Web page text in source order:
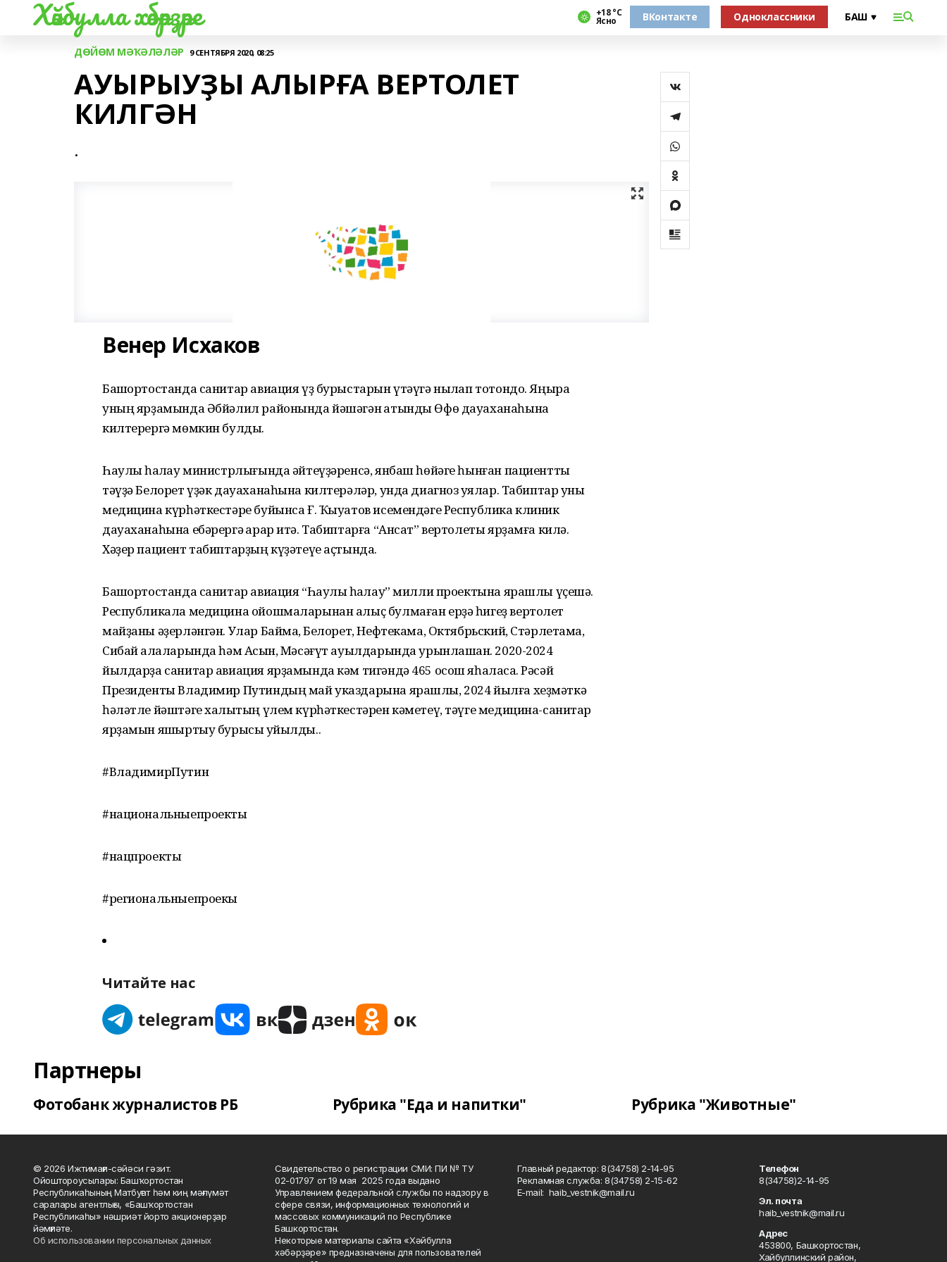
Хәйбулла хәбәрҙәре +18 °С
Ясно ВКонтакте Одноклассники
ДӨЙӨМ МӘҠӘЛӘЛӘР 9 СЕНТЯБРЯ 2020, 08:25
АУЫРЫУҘЫ АЛЫРҒА ВЕРТОЛЕТ
КИЛГӘН
.
Венер Исхаков
Башҡортостанда санитар авиация үҙ бурыстарын үтәүгә ныҡлап тотондо. Яңыраҡ
уның ярҙамында Әбйәлил районында йәшәгән ҡатынды Өфө дауаханаһына
килтерергә мөмкин булды.
Һаулыҡ һаҡлау министрлығында әйтеүҙәренсә, янбаш һөйәге һынған пациентты
тәүҙә Белорет үҙәк дауаханаһына килтерәләр, унда диагноз ҡуялар. Табиптар уны
медицина күрһәткестәре буйынса Ғ. Ҡыуатов исемендәге Республика клиник
дауаханаһына ебәрергә ҡарар итә. Табиптарға “Ансат” вертолеты ярҙамға килә.
Хәҙер пациент табиптарҙың күҙәтеүе аҫтында.
Башҡортостанда санитар авиация “Һаулыҡ һаҡлау” милли проектына ярашлы үҫешә.
Республикала медицина ойошмаларынан алыҫ булмаған ерҙә һигеҙ вертолет
майҙаны әҙерләнгән. Улар Баймаҡ, Белорет, Нефтекама, Октябрьский, Стәрлетамаҡ,
Сибай ҡалаларында һәм Асҡын, Мәсәғүт ауылдарында урынлашҡан. 2020-2024
йылдарҙа санитар авиация ярҙамында кәм тигәндә 465 осош яһаласаҡ. Рәсәй
Президенты Владимир Путиндың май указдарына ярашлы, 2024 йылға хеҙмәткә
һәләтле йәштәге халыҡтың үлем күрһәткестәрен кәметеү, тәүге медицина-санитар
ярҙамын яҡшыртыу бурысы ҡуйылды..
#ВладимирПутин
#национальныепроекты
#нацпроекты
#региональныепроекы
Читайте нас
Партнеры
Фотобанк журналистов РБ Рубрика "Еда и напитки" Рубрика "Животные"
© 2026 Ижтимағи-сәйәси гәзит.
Ойоштороусылары: Башҡортостан
Республикаһының Матбуғат һәм киң мәғлүмәт
саралары агентлығы, «Башҡортостан
Республикаһы» нәшриәт йорто акционерҙар
йәмғиәте.
Об использовании персональных данных
Свидетельство о регистрации СМИ: ПИ № ТУ
02-01797 от 19 мая 2025 года выдано
Управлением федеральной службы по надзору в
сфере связи, информационных технологий и
массовых коммуникаций по Республике
Башкортостан.
Некоторые материалы сайта «Хәйбулла
хәбәрҙәре» предназначены для пользователей
Главный редактор: 8(34758) 2-14-95
Рекламная служба: 8(34758) 2-15-62
Е-mаil: haib_vestnik@mail.ru
Телефон
8(34758)2-14-95
Эл. почта
haib_vestnik@mail.ru
Адрес
453800, Башкортостан,
Хайбуллинский район,